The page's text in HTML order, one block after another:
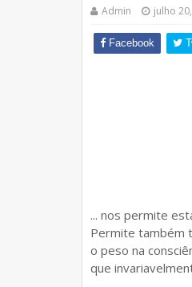
Admin julho
Facebook
... nos permite
Permite também
o peso na
que